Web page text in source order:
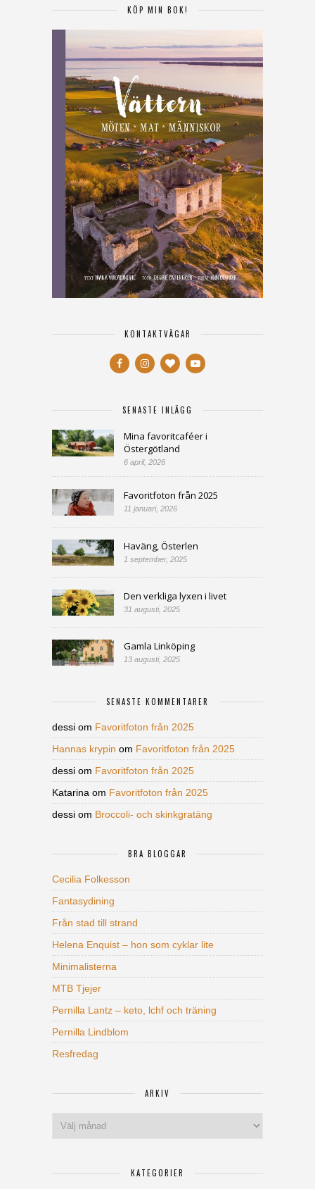
KÖP MIN BOK!
KONTAKTVÄGAR
SENASTE INLÄGG
Mina favoritcaféer i
Östergötland
6 april, 2026
Favoritfoton från 2025
11 januari, 2026
Haväng, Österlen
1 september, 2025
Den verkliga lyxen i livet
31 augusti, 2025
Gamla Linköping
13 augusti, 2025
SENASTE KOMMENTARER
dessi om Favoritfoton från 2025
Hannas krypin om Favoritfoton från 2025
dessi om Favoritfoton från 2025
Katarina om Favoritfoton från 2025
dessi om Broccoli- och skinkgratäng
BRA BLOGGAR
Cecilia Folkesson
Fantasydining
Från stad till strand
Helena Enquist – hon som cyklar lite
Minimalisterna
MTB Tjejer
Pernilla Lantz – keto, lchf och träning
Pernilla Lindblom
Resfredag
ARKIV
KATEGORIER